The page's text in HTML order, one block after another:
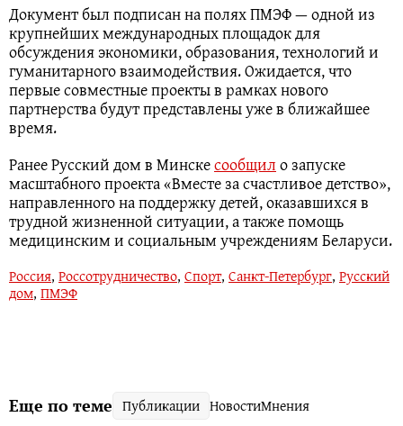
Документ был подписан на полях ПМЭФ — одной из
крупнейших международных площадок для
обсуждения экономики, образования, технологий и
гуманитарного взаимодействия. Ожидается, что
первые совместные проекты в рамках нового
партнерства будут представлены уже в ближайшее
время.
Ранее Русский дом в Минскесообщило запуске
масштабного проекта «Вместе за счастливое детство»,
направленного на поддержку детей, оказавшихся в
трудной жизненной ситуации, а также помощь
медицинским и социальным учреждениям Беларуси.
Россия, Россотрудничество, Спорт, Санкт-Петербург, Русский
дом, ПМЭФ
Еще по теме Публикации НовостиМнения